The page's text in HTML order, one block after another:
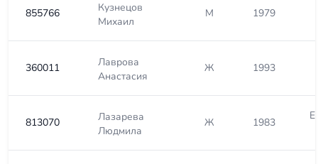
855766
Кузнецов
Михаил
М 1979
360011
Лаврова
Анастасия
Ж 1993
813070
Лазарева
Людмила
Ж 1983